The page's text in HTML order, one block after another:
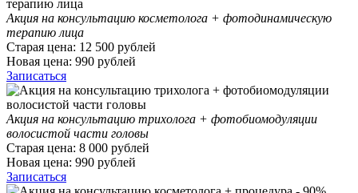
Акция на консультацию косметолога + фотодинамическую
терапию лица
Старая цена: 12 500 рублей
Новая цена: 990 рублей
Записаться
Акция на консультацию трихолога + фотобиомодуляции
волосистой части головы
Старая цена: 8 000 рублей
Новая цена: 990 рублей
Записаться